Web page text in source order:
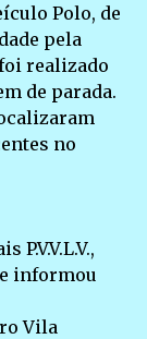
Polo, de
pela
realizado
de parada.
no
informou
Vila